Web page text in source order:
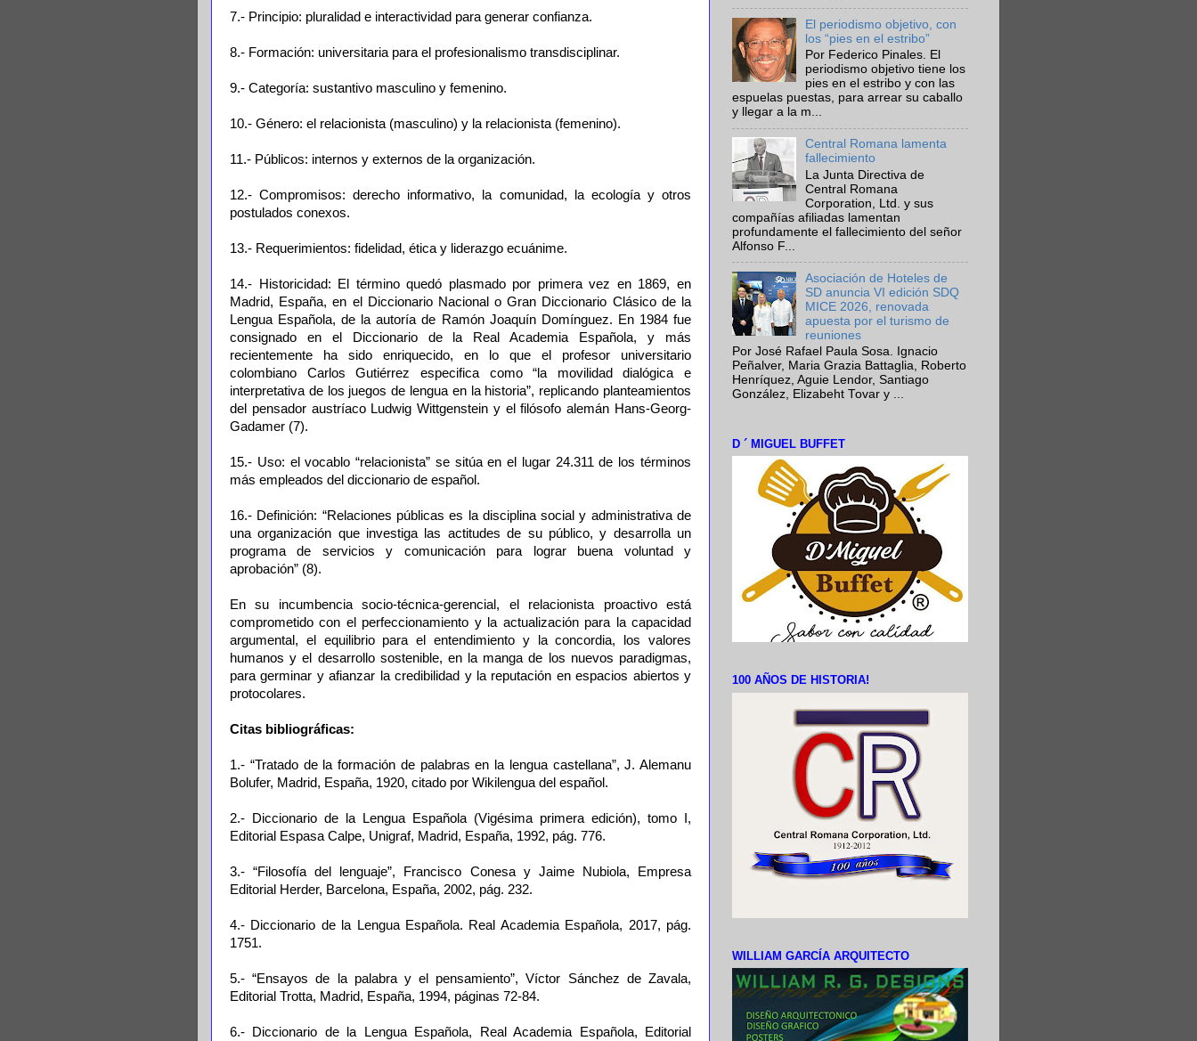
7.- Principio: pluralidad e interactividad para generar confianza.
8.- Formación: universitaria para el profesionalismo transdisciplinar.
9.- Categoría: sustantivo masculino y femenino.
10.- Género: el relacionista (masculino) y la relacionista (femenino).
11.- Públicos: internos y externos de la organización.
12.- Compromisos: derecho informativo, la comunidad, la ecología y otros
postulados conexos.
13.- Requerimientos: fidelidad, ética y liderazgo ecuánime.
14.- Historicidad: El término quedó plasmado por primera vez en 1869, en
Madrid, España, en el Diccionario Nacional o Gran Diccionario Clásico de la
Lengua Española, de la autoría de Ramón Joaquín Domínguez. En 1984 fue
consignado en el Diccionario de la Real Academia Española, y más
recientemente ha sido enriquecido, en lo que el profesor universitario
colombiano Carlos Gutiérrez especifica como “la movilidad dialógica e
interpretativa de los juegos de lengua en la historia”, replicando planteamientos
del pensador austríaco Ludwig Wittgenstein y el filósofo alemán Hans-Georg-
Gadamer (7).
15.- Uso: el vocablo “relacionista” se sitúa en el lugar 24.311 de los términos
más empleados del diccionario de español.
16.- Definición: “Relaciones públicas es la disciplina social y administrativa de
una organización que investiga las actitudes de su público, y desarrolla un
programa de servicios y comunicación para lograr buena voluntad y
aprobación” (8).
En su incumbencia socio-técnica-gerencial, el relacionista proactivo está
comprometido con el perfeccionamiento y la actualización para la capacidad
argumental, el equilibrio para el entendimiento y la concordia, los valores
humanos y el desarrollo sostenible, en la manga de los nuevos paradigmas,
para germinar y afianzar la credibilidad y la reputación en espacios abiertos y
protocolares.
Citas bibliográficas:
1.- “Tratado de la formación de palabras en la lengua castellana”, J. Alemanu
Bolufer, Madrid, España, 1920, citado por Wikilengua del español.
2.- Diccionario de la Lengua Española (Vigésima primera edición), tomo I,
Editorial Espasa Calpe, Unigraf, Madrid, España, 1992, pág. 776.
3.- “Filosofía del lenguaje”, Francisco Conesa y Jaime Nubiola, Empresa
Editorial Herder, Barcelona, España, 2002, pág. 232.
4.- Diccionario de la Lengua Española. Real Academia Española, 2017, pág.
1751.
5.- “Ensayos de la palabra y el pensamiento”, Víctor Sánchez de Zavala,
Editorial Trotta, Madrid, España, 1994, páginas 72-84.
6.- Diccionario de la Lengua Española, Real Academia Española, Editorial
El periodismo objetivo, con
los “pies en el estribo”
Por Federico Pinales. El
periodismo objetivo tiene los
pies en el estribo y con las
espuelas puestas, para arrear su caballo
y llegar a la m...
Central Romana lamenta
fallecimiento
La Junta Directiva de
Central Romana
Corporation, Ltd. y sus
compañías afiliadas lamentan
profundamente el fallecimiento del señor
Alfonso F...
Asociación de Hoteles de
SD anuncia VI edición SDQ
MICE 2026, renovada
apuesta por el turismo de
reuniones
Por José Rafael Paula Sosa. Ignacio
Peñalver, Maria Grazia Battaglia, Roberto
Henríquez, Aguie Lendor, Santiago
González, Elizabeht Tovar y ...
D ´ MIGUEL BUFFET
100 AÑOS DE HISTORIA!
WILLIAM GARCÍA ARQUITECTO